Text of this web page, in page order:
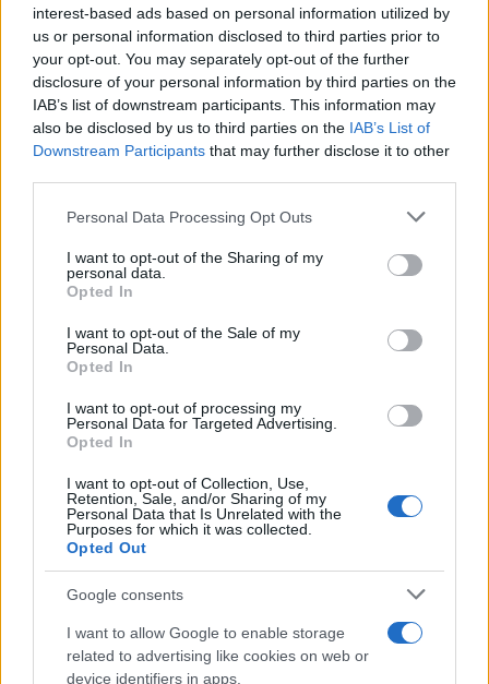
interest-based ads based on personal information utilized by
us or personal information disclosed to third parties prior to
your opt-out. You may separately opt-out of the further
disclosure of your personal information by third parties on the
IAB’s list of downstream participants. This information may
also be disclosed by us to third parties on the IAB’s List of
Downstream Participants that may further disclose it to other
Please note that this website/app uses one or more Google
not limited to your visit or usage behaviour. You may click to
grant or deny consent to Google and its third-party tags to
use your data for below specified purposes in below Google
consent section.
Personal Data Processing Opt Outs
I want to opt-out of the Sharing of my
personal data.
Opted In
I want to opt-out of the Sale of my
Personal Data.
Opted In
I want to opt-out of processing my
Personal Data for Targeted Advertising.
Opted In
I want to opt-out of Collection, Use,
Retention, Sale, and/or Sharing of my
Personal Data that Is Unrelated with the
Purposes for which it was collected.
Opted Out
Google consents
I want to allow Google to enable storage
related to advertising like cookies on web or
device identifiers in apps.
Σχόλια
Σχολίασε εδώ
50 /50
2000 /2000
Ανησυχία από το ξέσπασμα
του ιού του Δυτικού Νείλου
- «Καμπανάκι» από τον
Ιατρικό Σύλλογο Αθηνών
για την προστασία της
Σοκαριστική υπόθεση
Κρήτη: Τουρίστας
ασελγήσει σε
κορίτσι - Το παιδί
αμέριμνο σε αυλή